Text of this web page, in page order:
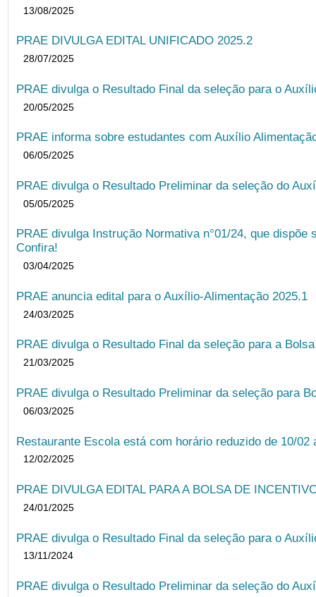
13/08/2025
PRAE DIVULGA EDITAL UNIFICADO 2025.2
28/07/2025
PRAE divulga o Resultado Final da seleção para o
20/05/2025
PRAE informa sobre estudantes com Auxílio
06/05/2025
PRAE divulga o Resultado Preliminar da seleção do
05/05/2025
PRAE divulga Instrução Normativa n°01/24, que
Confira!
03/04/2025
PRAE anuncia edital para o Auxílio-Alimentação 2025.1
24/03/2025
PRAE divulga o Resultado Final da seleção para a
21/03/2025
PRAE divulga o Resultado Preliminar da seleção para
06/03/2025
Restaurante Escola está com horário reduzido de 10/
12/02/2025
PRAE DIVULGA EDITAL PARA A BOLSA DE
24/01/2025
PRAE divulga o Resultado Final da seleção para o
13/11/2024
PRAE divulga o Resultado Preliminar da seleção do